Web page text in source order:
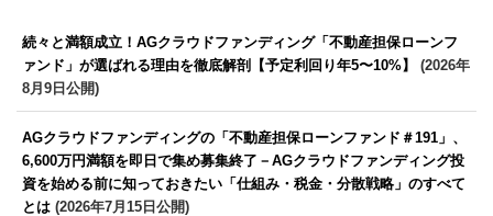
続々と満額成立！AGクラウドファンディング「不動産担保ローンフ
ァンド」が選ばれる理由を徹底解剖【予定利回り年5〜10%】
(2026年
8月9日公開)
AGクラウドファンディングの「不動産担保ローンファンド＃191」、
6,600万円満額を即日で集め募集終了－AGクラウドファンディング投
資を始める前に知っておきたい「仕組み・税金・分散戦略」のすべて
とは (2026年7月15日公開)